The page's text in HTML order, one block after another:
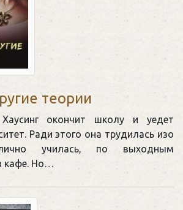
теории
окончит школу и уедет
Ради этого она трудилась изо
училась, по выходным
кафе. Но…